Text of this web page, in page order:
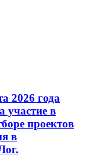
2026 года
участие в
проектов
в